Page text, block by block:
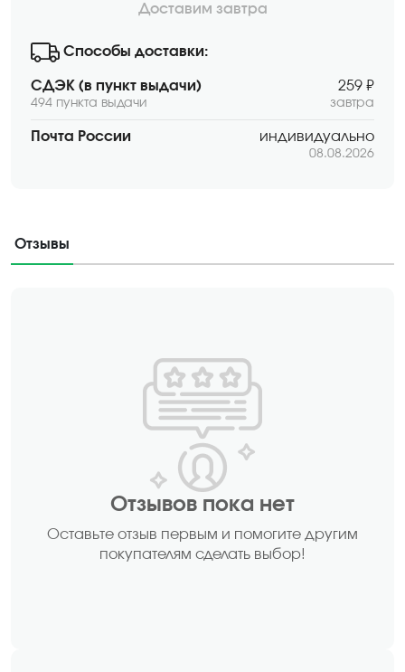
Доставим завтра
Способы доставки:
СДЭК (в пункт выдачи)
494 пункта выдачи
259 ₽
завтра
Почта России индивидуально
08.08.2026
Отзывы
Отзывов пока нет
Оставьте отзыв первым и помогите другим
покупателям сделать выбор!